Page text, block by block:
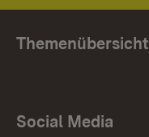
Themenübersicht
Social Media